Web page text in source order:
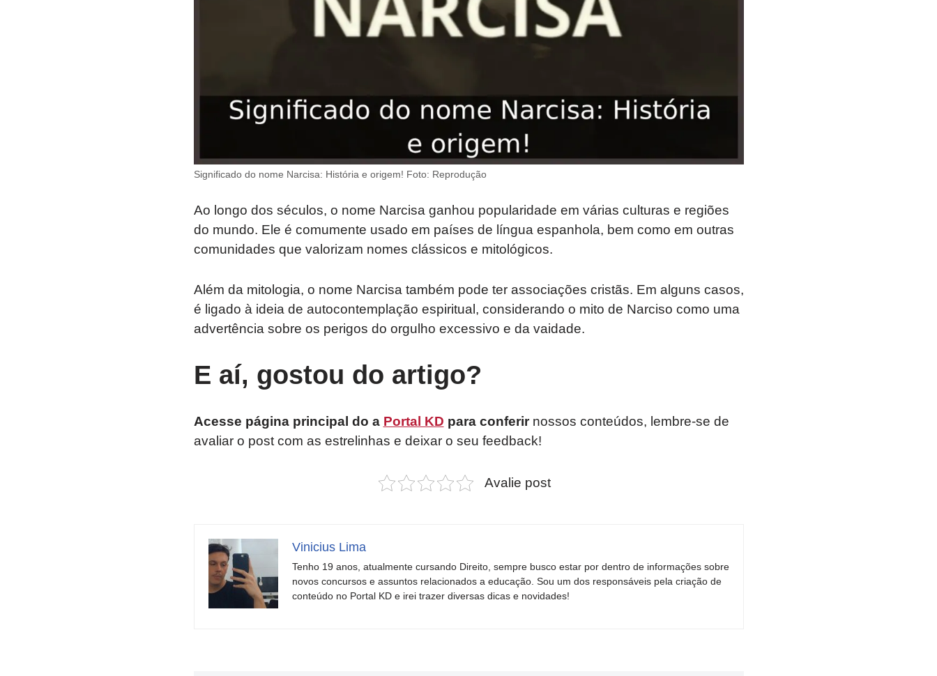
Significado do nome Narcisa: História e origem! Foto: Reprodução
Ao longo dos séculos, o nome Narcisa ganhou popularidade em várias culturas e regiões
do mundo. Ele é comumente usado em países de língua espanhola, bem como em outras
comunidades que valorizam nomes clássicos e mitológicos.
Além da mitologia, o nome Narcisa também pode ter associações cristãs. Em alguns casos,
é ligado à ideia de autocontemplação espiritual, considerando o mito de Narciso como uma
advertência sobre os perigos do orgulho excessivo e da vaidade.
E aí, gostou do artigo?
Acesse página principal do a Portal KD para conferirnossos conteúdos, lembre-se de
avaliar o post com as estrelinhas e deixar o seu feedback!
Avalie post
Vinicius Lima
Tenho 19 anos, atualmente cursando Direito, sempre busco estar por dentro de informações sobre
novos concursos e assuntos relacionados a educação. Sou um dos responsáveis pela criação de
conteúdo no Portal KD e irei trazer diversas dicas e novidades!